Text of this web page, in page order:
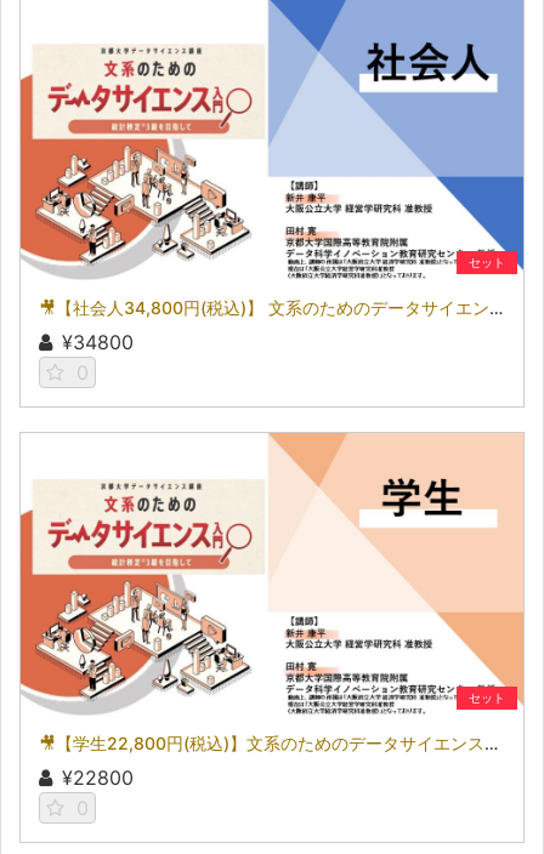
セット
🎥【社会人34,800円(税込)】 文系のためのデータサイエンス入門～統計検定(R)3級を目指して～［京都大学データサイエンス講座］（2026）
¥34800
0
セット
🎥【学生22,800円(税込)】文系のためのデータサイエンス入門～統計検定(R)3級を目指して～［京都大学データサイエンス講座］（2026）
¥22800
0